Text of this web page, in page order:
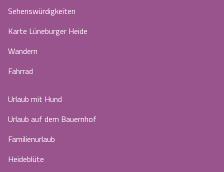
Sehenswürdigkeiten
Karte Lüneburger Heide
Wandern
Fahrrad
Urlaub mit Hund
Urlaub auf dem Bauernhof
Familienurlaub
Heideblüte